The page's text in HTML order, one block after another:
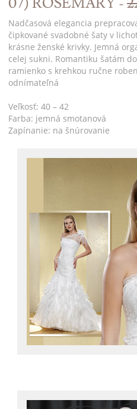
Nadčasová elegancia
čipkované svadobné šaty v
krásne ženské krivky. Jemná
celej sukni. Romantiku šatám
ramienko s krehkou ručne
odnímateľná
Veľkosť: 40 – 42
Farba: jemná smotanová
Zapínanie: na šnúrovanie